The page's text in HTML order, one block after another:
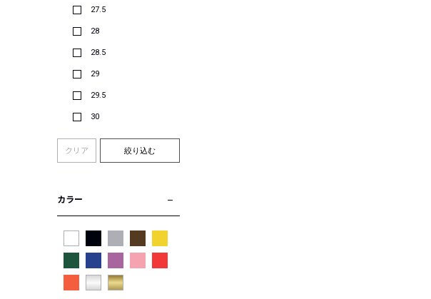
27.5
28
28.5
29
29.5
30
クリア 絞り込む
カラー